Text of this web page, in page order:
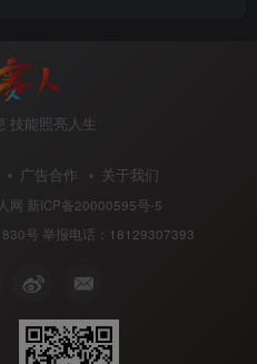
技能照亮人生
广告合作 关于我们
网 新ICP备20000595号-5
号 举报电话：18129307393